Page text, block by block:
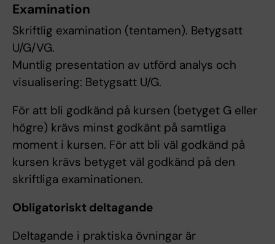
Examination
Skriftlig examination (tentamen). Betygsatt
U/G/VG.
Muntlig presentation av utförd analys och
visualisering: Betygsatt U/G.
För att bli godkänd på kursen (betyget G eller
högre) krävs minst godkänt på samtliga
moment i kursen. För att bli väl godkänd på
kursen krävs betyget väl godkänd på den
skriftliga examinationen.
Obligatoriskt deltagande
Deltagande i praktiska övningar är